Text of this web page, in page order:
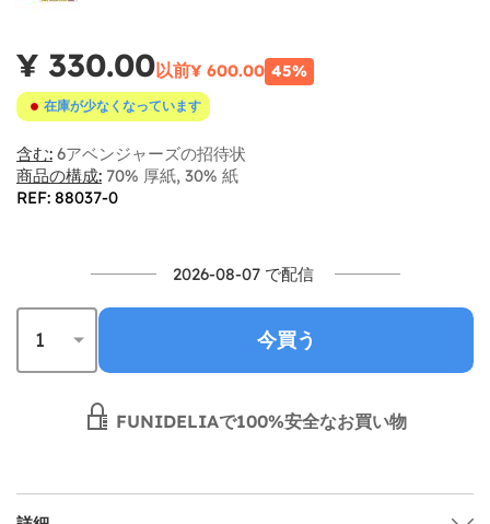
¥ 330.00以前¥ 600.00 45%
在庫が少なくなっています
含む: 6アベンジャーズの招待状
商品の構成: 70% 厚紙, 30% 紙
REF: 88037-0
2026-08-07 で配信
今買う
FUNIDELIAで100%安全なお買い物